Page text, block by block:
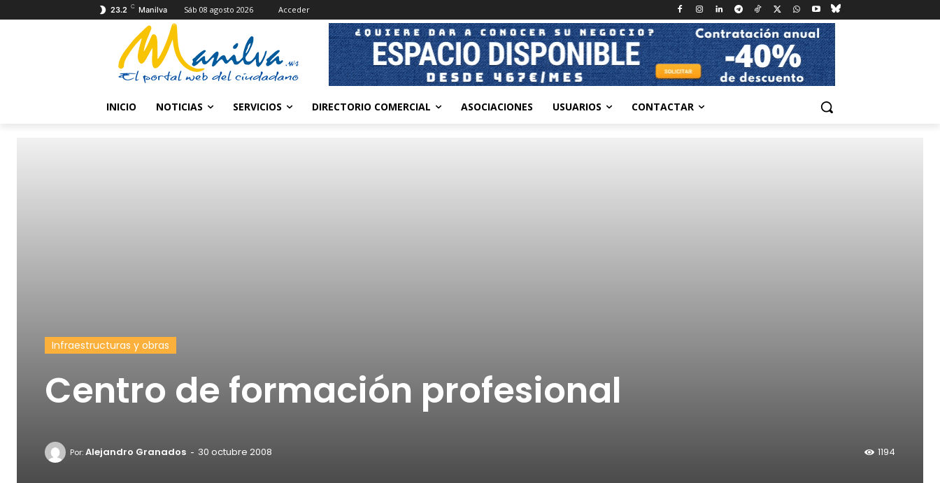
23.2 C Manilva Sáb 08 agosto 2026 Acceder
INICIO NOTICIAS SERVICIOS DIRECTORIO COMERCIAL ASOCIACIONES USUARIOS CONTACTAR
Infraestructuras y obras
Centro de formación profesional
Por:Alejandro Granados - 30 octubre 2008 1194